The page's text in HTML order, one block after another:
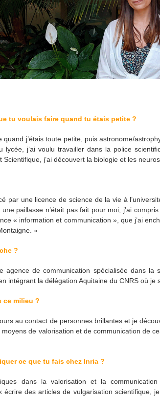
tu voulais faire quand tu étais petite ?
j’étais toute petite, puis astronome/
j’ai voulu travailler dans la police
j’ai découvert la biologie et les
par une licence de science de la vie à
paillasse n’était pas fait pour moi, j’ai
« information et communication », que j’ai
»
?
agence de communication spécialisée dans la
intégrant la délégation Aquitaine du CNRS où
ce milieu ?
au contact de personnes brillantes et je
de valorisation et de communication de
ce que tu fais chez Inria ?
dans la valorisation et la
des articles de vulgarisation scientifique,